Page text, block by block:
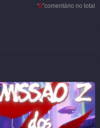
“0”comentário no total